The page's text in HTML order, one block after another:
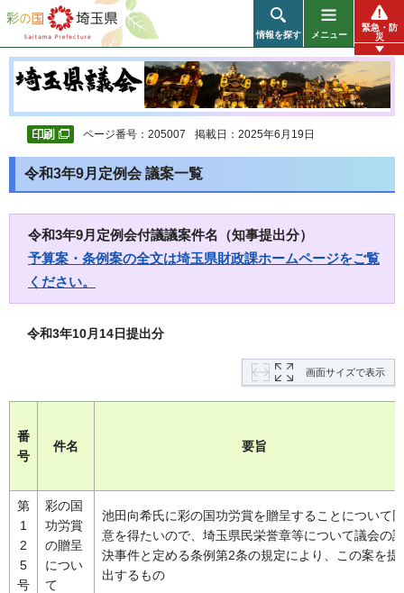
彩の国 埼玉県
情報を探す メニュー
緊急・防
災
ページ番号：205007 掲載日：2025年6月19日
令和3年9月定例会 議案一覧
令和3年9月定例会付議議案件名（知事提出分）
予算案・条例案の全文は埼玉県財政課ホームページをご覧
ください。
令和3年10月14日提出分
画面サイズで表示
番
号
件名 要旨
第
1
2
5
号
彩の国
功労賞
の贈呈
につい
て
池田向希氏に彩の国功労賞を贈呈することについて同
意を得たいので、埼玉県民栄誉章等について議会の議
決事件と定める条例第2条の規定により、この案を提
出するもの